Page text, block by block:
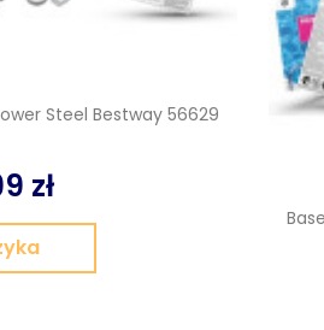
Steel Bestway 56629
zł